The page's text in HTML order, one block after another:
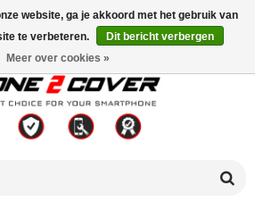
website, ga je akkoord met het gebruik van
te verbeteren.
Dit bericht verbergen
Meer over cookies »